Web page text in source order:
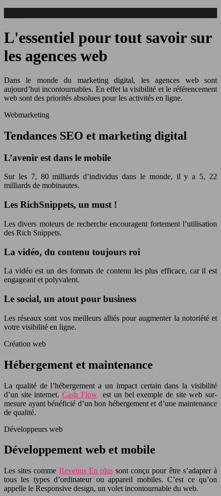
L'essentiel pour tout savoir sur
les agences web
Dans le monde du marketing digital, les agences web sont
aujourd’hui incontournables. En effet la visibilité et le référencement
web sont des priorités absolues pour les activités en ligne.
Webmarketing
Tendances SEO et marketing digital
L’avenir est dans le mobile
Sur les 7, 80 milliards d’individus dans le monde, il y a 5, 22
milliards de mobinautes.
Les RichSnippets, un must !
Les divers moteurs de recherche encouragent fortement l’utilisation
des Rich Snippets.
La vidéo, du contenu toujours roi
La vidéo est un des formats de contenu les plus efficace, car il est
engageant et polyvalent.
Le social, un atout pour business
Les réseaux sont vos meilleurs alliés pour augmenter la notoriété et
votre visibilité en ligne.
Création web
Hébergement et maintenance
La qualité de l’hébergement a un impact certain dans la visibilité
d’un site internet.Cash Flowest un bel exemple de site web sur-
mesure ayant bénéficié d’un bon hébergement et d’une maintenance
de qualité.
Développeurs web
Développement web et mobile
Les sites comme Revenus En plussont conçu pour être s’adapter à
tous les types d’ordinateur ou appareil mobiles. C’est ce qu’on
appelle le Responsive design, un volet incontournable du web.